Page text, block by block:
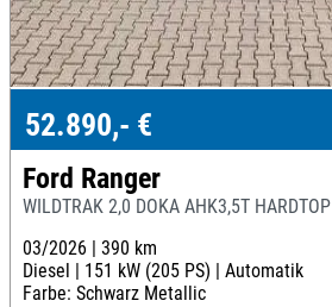
52.890,- €
Ford Ranger
WILDTRAK 2,0 DOKA AHK3,5T
03/2026 | 390 km
Diesel | 151 kW (205 PS) | Automatik
Farbe: Schwarz Metallic